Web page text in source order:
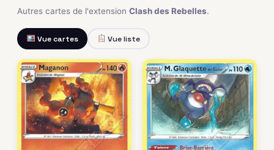
Autres cartes de l'extension Clash des Rebelles.
Vue cartes Vue liste